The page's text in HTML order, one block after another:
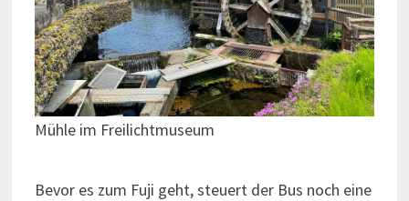
Mühle im Freilichtmuseum
Bevor es zum Fuji geht, steuert der Bus noch eine